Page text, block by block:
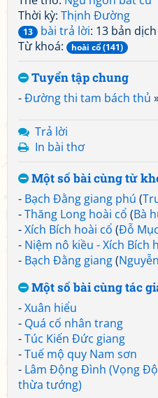
Thời kỳ: Thịnh Đường
13 bài trả lời: 13 bản dịch
Từ khoá:
hoài cổ (141)
Tuyển tập chung
-Đường thi tam bách thủ
Trả lời
In bài thơ
Một số bài cùng từ
- Bạch Đằng giang phú (
-Thăng Long hoài cổ (Bà
-Xích Bích hoài cổ (Đỗ Mục
- Niệm nô kiều - Xích Bích
- Bạch Đằng giang(
Một số bài cùng tác
-Xuân hiểu
- Quá cố nhân trang
-Túc Kiến Đức giang
-Tuế mộ quy Nam sơn
- Lâm Động Đình (Vọng
thừa tướng)